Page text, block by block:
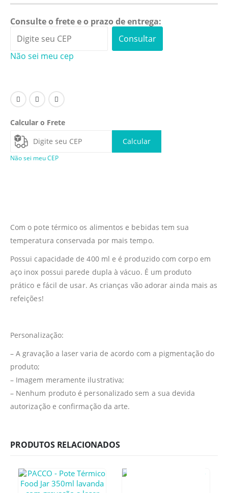
Consulte o frete e o prazo de entrega:
Consultar
Não sei meu cep
Calcular o Frete
Calcular
Não sei meu CEP
Com o pote térmico os alimentos e bebidas tem sua
temperatura conservada por mais tempo.
Possui capacidade de 400 ml e é produzido com corpo em
aço inox possui parede dupla à vácuo. É um produto
prático e fácil de usar. As crianças vão adorar ainda mais as
refeições!
Personalização:
– A gravação a laser varia de acordo com a pigmentação do
produto;
– Imagem meramente ilustrativa;
– Nenhum produto é personalizado sem a sua devida
autorização e confirmação da arte.
PRODUTOS RELACIONADOS